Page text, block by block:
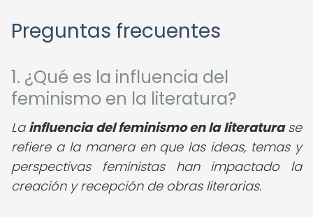
Preguntas frecuentes
1. ¿Qué es la influencia del
feminismo en la literatura?
La influencia del feminismo en la literaturase
refiere a la manera en que las ideas, temas y
perspectivas feministas han impactado la
creación y recepción de obras literarias.